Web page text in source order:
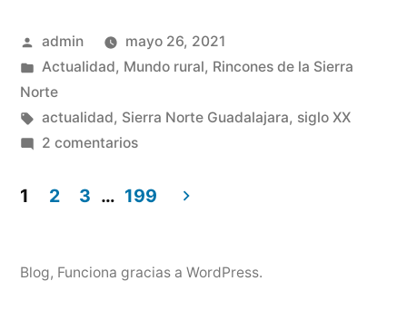
Publicado
por
admin
mayo 26, 2021
Publicado
en
Actualidad, Mundo rural, Rincones de la Sierra
Norte
Etiquetas:
actualidad, Sierra Norte Guadalajara, siglo XX
2 comentariosen
serrano
de
1 2 3 … 199
Blog, Funciona gracias a WordPress.